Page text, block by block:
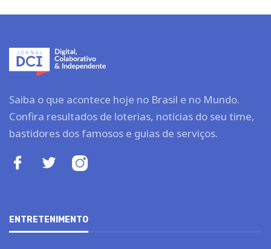
Saiba o que acontece hoje no Brasil e no Mundo.
Confira resultados de loterias, notícias do seu time,
bastidores dos famosos e guias de serviços.
ENTRETENIMENTO